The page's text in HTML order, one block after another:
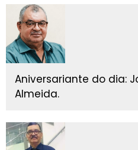
Aniversariante do dia:
Almeida.